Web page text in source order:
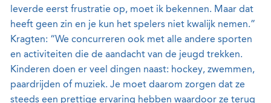
leverde eerst frustratie op, moet ik bekennen. Maar dat
heeft geen zin en je kun het spelers niet kwalijk nemen.”
Kragten: “We concurreren ook met alle andere sporten
en activiteiten die de aandacht van de jeugd trekken.
Kinderen doen er veel dingen naast: hockey, zwemmen,
paardrijden of muziek. Je moet daarom zorgen dat ze
steeds een prettige ervaring hebben waardoor ze terug